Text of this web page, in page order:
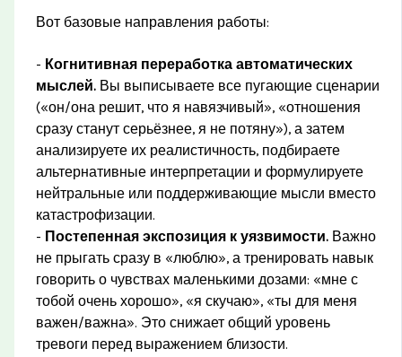
Вот базовые направления работы:
- Когнитивная переработка автоматических
мыслей. Вы выписываете все пугающие сценарии
(«он/она решит, что я навязчивый», «отношения
сразу станут серьёзнее, я не потяну»), а затем
анализируете их реалистичность, подбираете
альтернативные интерпретации и формулируете
нейтральные или поддерживающие мысли вместо
катастрофизации.
- Постепенная экспозиция к уязвимости. Важно
не прыгать сразу в «люблю», а тренировать навык
говорить о чувствах маленькими дозами: «мне с
тобой очень хорошо», «я скучаю», «ты для меня
важен/важна». Это снижает общий уровень
тревоги перед выражением близости.